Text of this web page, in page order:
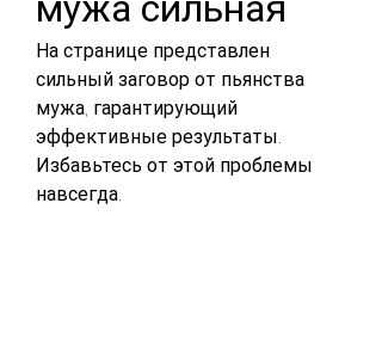
На странице представлен
сильный заговор от пьянства
мужа, гарантирующий
эффективные результаты.
Избавьтесь от этой проблемы
навсегда.